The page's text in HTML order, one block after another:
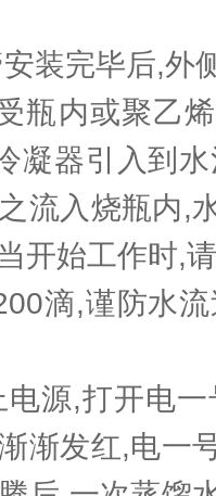
完毕后,外
瓶内或聚乙
凝器引入到
流入烧瓶内,
开始工作时,
滴,谨防水
,打开电一
渐发红,电一